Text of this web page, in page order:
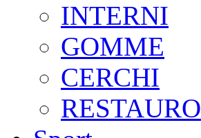
INTERNI
GOMME
CERCHI
RESTAURO